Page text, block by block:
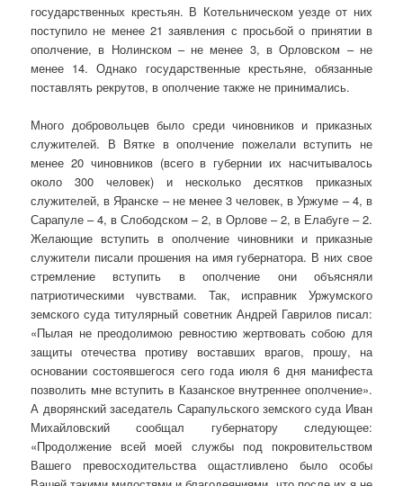
государственных крестьян. В Котельническом уезде от них
поступило не менее 21 заявления с просьбой о принятии в
ополчение, в Нолинском – не менее 3, в Орловском – не
менее 14. Однако государственные крестьяне, обязанные
поставлять рекрутов, в ополчение также не принимались.
Много добровольцев было среди чиновников и приказных
служителей. В Вятке в ополчение пожелали вступить не
менее 20 чиновников (всего в губернии их насчитывалось
около 300 человек) и несколько десятков приказных
служителей, в Яранске – не менее 3 человек, в Уржуме – 4, в
Сарапуле – 4, в Слободском – 2, в Орлове – 2, в Елабуге – 2.
Желающие вступить в ополчение чиновники и приказные
служители писали прошения на имя губернатора. В них свое
стремление вступить в ополчение они объясняли
патриотическими чувствами. Так, исправник Уржумского
земского суда титулярный советник Андрей Гаврилов писал:
«Пылая не преодолимою ревностию жертвовать собою для
защиты отечества противу воставших врагов, прошу, на
основании состоявшегося сего года июля 6 дня манифеста
позволить мне вступить в Казанское внутреннее ополчение».
А дворянский заседатель Сарапульского земского суда Иван
Михайловский сообщал губернатору следующее:
«Продолжение всей моей службы под покровительством
Вашего превосходительства ощастливлено было особы